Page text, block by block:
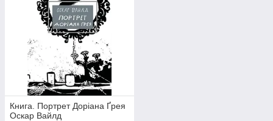
Книга. Портрет Доріана Ґрея
Оскар Вайлд